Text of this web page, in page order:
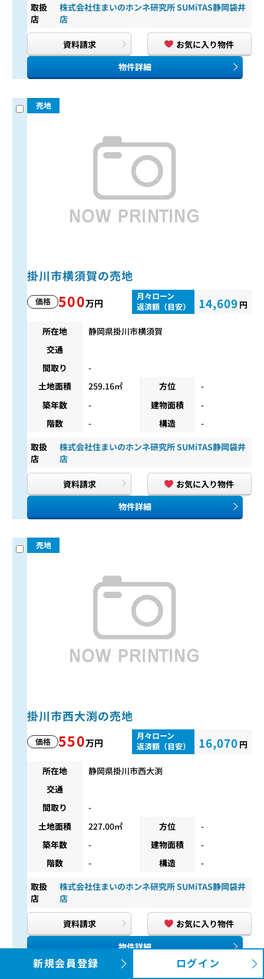
取扱
店
株式会社住まいのホンネ研究所 SUMiTAS静岡袋井
店
資料請求
お気に入り物件
物件詳細
売地
掛川市横須賀の売地
価格 500万円
月々ローン
返済額（目安）
14,609 円
所在地
静岡県掛川市横須賀
交通
間取り
-
土地面積
259.16㎡ 方位
-
築年数
- 建物面積
-
階数
- 構造 -
取扱
店
株式会社住まいのホンネ研究所 SUMiTAS静岡袋井
店
資料請求
お気に入り物件
物件詳細
売地
掛川市西大渕の売地
価格 550万円
月々ローン
返済額（目安）
16,070 円
所在地
静岡県掛川市西大渕
交通
間取り
-
土地面積
227.00㎡ 方位
-
築年数
- 建物面積
-
階数
- 構造 -
取扱
店
株式会社住まいのホンネ研究所 SUMiTAS静岡袋井
店
資料請求
お気に入り物件
物件詳細
新規会員登録 ログイン